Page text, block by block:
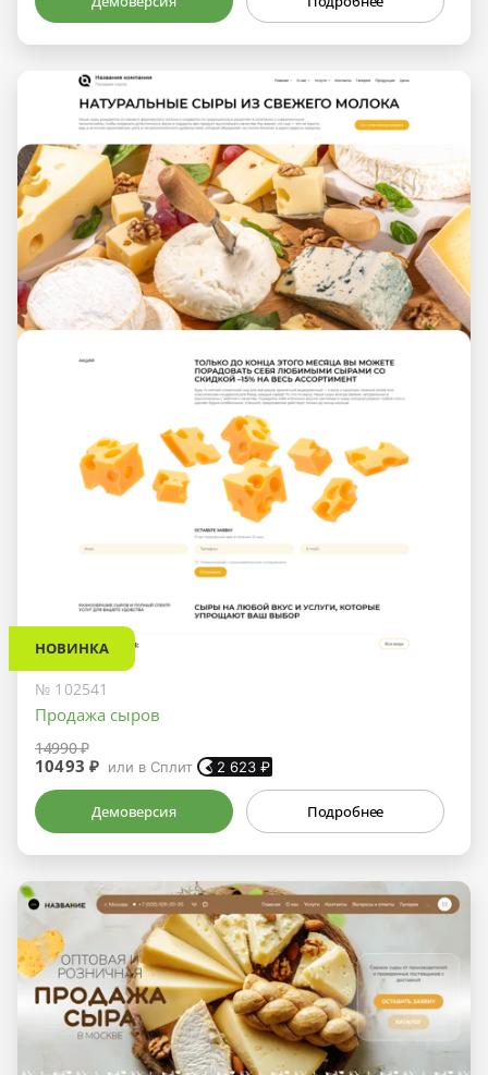
НОВИНКА
№ 102541
Продажа сыров
14990 ₽
10493 ₽ или в Сплит 2 623 ₽
Демоверсия Подробнее